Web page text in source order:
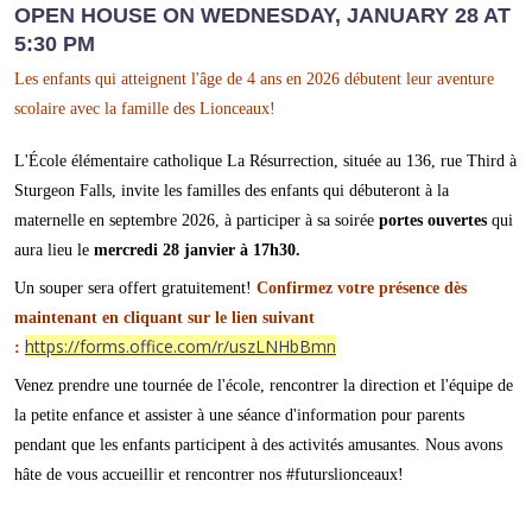
OPEN HOUSE ON WEDNESDAY, JANUARY 28 AT
5:30 PM
Les enfants qui atteignent l'âge de 4 ans en 2026 débutent leur aventure
scolaire avec la famille des Lionceaux!
L'École élémentaire catholique La Résurrection, située au 136, rue Third à
Sturgeon Falls, invite les familles des enfants qui débuteront à la
maternelle en septembre 2026, à participer à sa soirée portes ouvertes qui
aura lieu le mercredi 28 janvier à 17h30.
Un souper sera offert gratuitement! Confirmez votre présence dès
maintenant en cliquant sur le lien suivant
: https://forms.office.com/r/uszLNHbBmn
Venez prendre une tournée de l'école, rencontrer la direction et l'équipe de
la petite enfance et assister à une séance d'information pour parents
pendant que les enfants participent à des activités amusantes. Nous avons
hâte de vous accueillir et rencontrer nos #futurslionceaux!